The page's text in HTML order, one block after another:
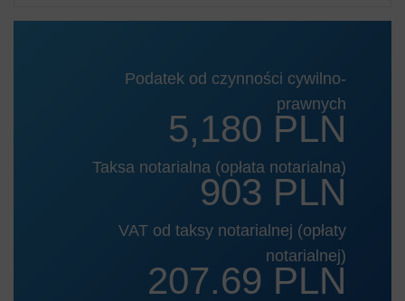
Podatek od czynności cywilno-
prawnych
5,180 PLN
Taksa notarialna (opłata notarialna)
903 PLN
VAT od taksy notarialnej (opłaty
notarialnej)
207.69 PLN